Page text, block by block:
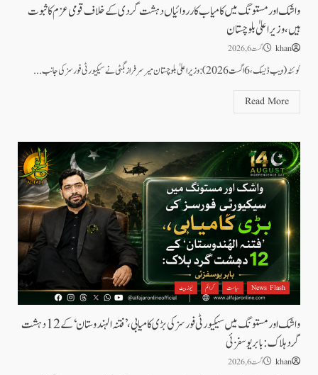
واشک اور مستونگ میں کامیاب کارروائیاں دہشت گردی کے خلاف قومی عزم کا ثبوت
ہیں، وزیر اعلیٰ بلوچستان
khan اگست 6, 2026
کوئٹہ (ویب ڈیسک، 6 اگست 2026): وزیر اعلیٰ بلوچستان میر سرفراز بگٹی نے سیکیورٹی فورسز کی جانب...
Read More
News Flash سیاست کرائم نیوز بیٹ
واشک اور مستونگ میں سیکیورٹی فورسز کی بڑی کامیابی، ’فتنہ الہندوستان‘ کے 12 دہشت
گرد ہلاک: بابر یوسفزئی
khan اگست 6, 2026